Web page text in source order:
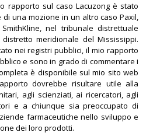
rapporto sul caso Lacuzong è stato
una mozione in un altro caso Paxil,
nel tribunale distrettuale
meridionale del Mississippi.
nei registri pubblici, il mio rapporto
e sono in grado di commentare i
è disponibile sul mio sito web
dovrebbe risultare utile alla
agli scienziati, ai ricercatori, agli
e a chiunque sia preoccupato di
farmaceutiche nello sviluppo e
dei loro prodotti.